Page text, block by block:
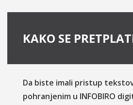
KAKO SE
Da biste imali pristup
pohranjenim u INFOBIRO